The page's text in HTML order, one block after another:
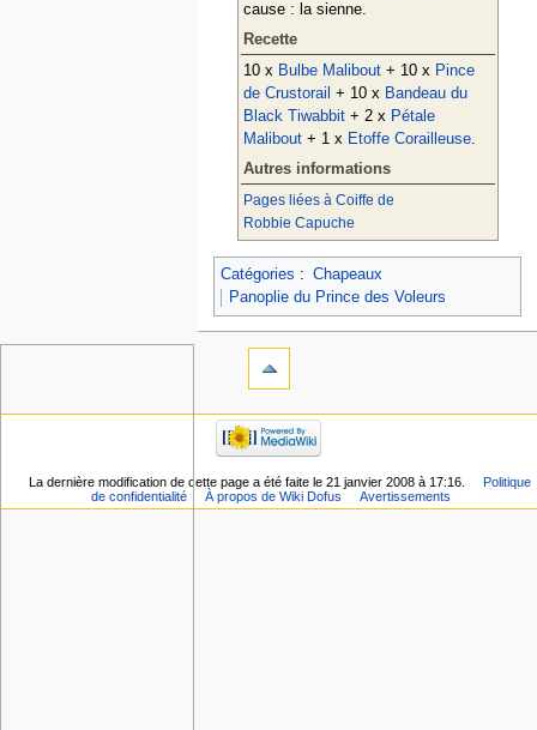
cause : la sienne.
Recette
10 x Bulbe Malibout+ 10 x Pince
de Crustorail + 10 x Bandeau du
Black Tiwabbit+ 2 x Pétale
Malibout+ 1 x Etoffe Corailleuse.
Autres informations
Pages liées à Coiffe de
Robbie Capuche
Catégories : Chapeaux
Panoplie du Prince des Voleurs
La dernière modification de cette page a été faite le 21 janvier 2008 à 17:16.
Politique
de confidentialité
À propos de Wiki Dofus Avertissements